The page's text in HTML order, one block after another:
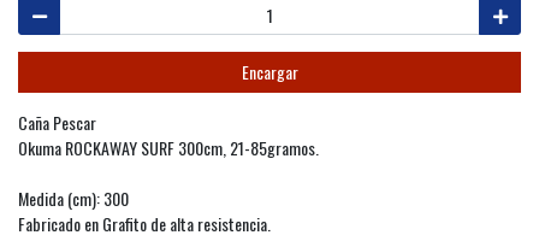
Encargar
Caña Pescar
Okuma ROCKAWAY SURF 300cm, 21-85gramos.
Medida (cm): 300
Fabricado en Grafito de alta resistencia.